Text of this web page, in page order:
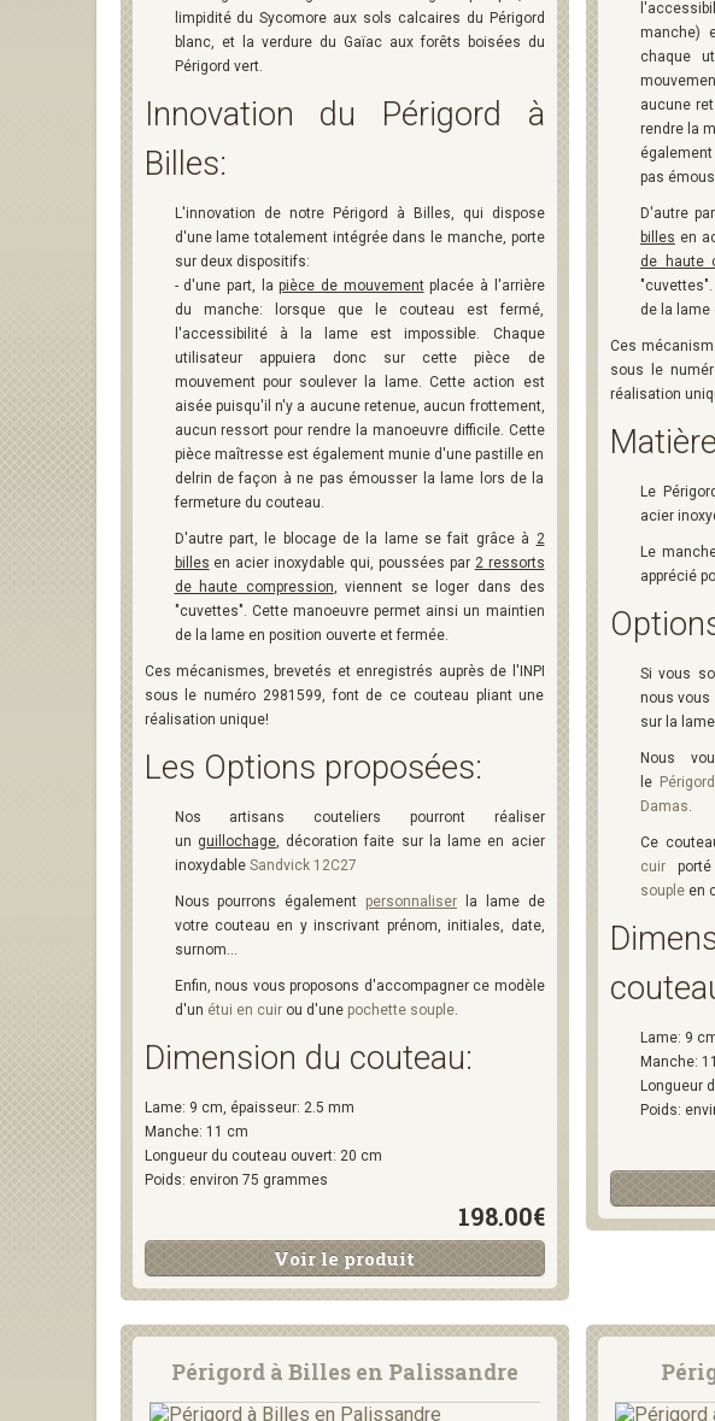
limpidité du Sycomore aux sols calcaires du Périgord
blanc, et la verdure du Gaïac aux forêts boisées du
Périgord vert.
Innovation du Périgord à
Billes:
L'innovation de notre Périgord à Billes, qui dispose
d'une lame totalement intégrée dans le manche, porte
sur deux dispositifs:
- d'une part, lapièce de mouvementplacée à l'arrière
du manche: lorsque que le couteau est fermé,
l'accessibilité à la lame est impossible. Chaque
utilisateur appuiera donc sur cette pièce de
mouvement pour soulever la lame. Cette action est
aisée puisqu'il n'y a aucune retenue, aucun frottement,
aucun ressort pour rendre la manoeuvre difficile. Cette
pièce maîtresse est également munie d'une pastille en
delrin de façon à ne pas émousser la lame lors de la
fermeture du couteau.
D'autre part, le blocage de la lame se fait grâce à 2
billes en acier inoxydable qui, poussées par 2 ressorts
de haute compression, viennent se loger dans des
"cuvettes". Cette manoeuvre permet ainsi un maintien
de la lame en position ouverte et fermée.
Ces mécanismes, brevetés et enregistrés auprès de l'INPI
sous le numéro 2981599, font de ce couteau pliant une
réalisation unique!
Les Options proposées:
Nos artisans couteliers pourront réaliser
un guillochage, décoration faite sur la lame en acier
inoxydable Sandvick 12C27
Nous pourrons également personnaliser la lame de
votre couteau en y inscrivant prénom, initiales, date,
surnom...
Enfin, nous vous proposons d'accompagner ce modèle
d'un étui en cuir ou d'une pochette souple.
Dimension du couteau:
Lame: 9 cm, épaisseur: 2.5 mm
Manche: 11 cm
Longueur du couteau ouvert: 20 cm
Poids: environ 75 grammes
198.00€
Voir le produit
manche)
chaque
aucune
rendre la
pas
D'autre
billes en
de haute
de la lame
Ces
sous le
réalisation
Le
acier
Le
apprécié
Si vous
nous vous
sur la
Nous
le
Damas.
Ce
cuirporté
soupleen
Lame: 9
Manche:
Longueur
Poids:
Périgord à Billes en Palissandre